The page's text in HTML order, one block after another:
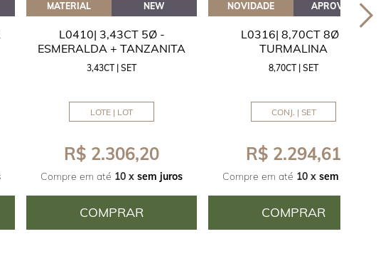
MATERIAL NEW
L0410| 3,43CT 5Ø -
ESMERALDA + TANZANITA
3,43CT | SET
LOTE | LOT
R$ 2.306,20
Compre em até 10 x sem juros
COMPRAR
NOVIDADE APROVEITE
L0316| 8,70CT 8Ø -
TURMALINA
8,70CT | SET
CONJ. | SET
R$ 2.294,61
Compre em até 10 x sem juros
COMPRAR